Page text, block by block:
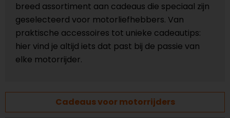
breed assortiment aan cadeaus die speciaal zijn
geselecteerd voor motorliefhebbers. Van
praktische accessoires tot unieke cadeautips:
hier vind je altijd iets dat past bij de passie van
elke motorrijder.
Cadeaus voor motorrijders